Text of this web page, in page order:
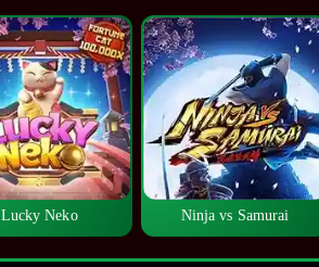
Lucky Neko Ninja vs Samurai